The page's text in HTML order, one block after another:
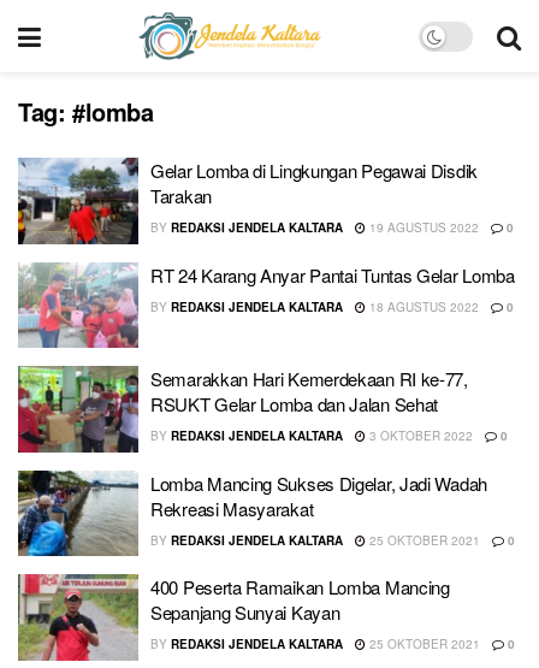
Tag: #lomba
Gelar Lomba di Lingkungan Pegawai Disdik
Tarakan
BY REDAKSI JENDELA KALTARA 19 AGUSTUS 2022 0
RT 24 Karang Anyar Pantai Tuntas Gelar Lomba
BY REDAKSI JENDELA KALTARA 18 AGUSTUS 2022 0
Semarakkan Hari Kemerdekaan RI ke-77,
RSUKT Gelar Lomba dan Jalan Sehat
BY REDAKSI JENDELA KALTARA 3 OKTOBER 2022 0
Lomba Mancing Sukses Digelar, Jadi Wadah
Rekreasi Masyarakat
BY REDAKSI JENDELA KALTARA 25 OKTOBER 2021 0
400 Peserta Ramaikan Lomba Mancing
Sepanjang Sunyai Kayan
BY REDAKSI JENDELA KALTARA 25 OKTOBER 2021 0